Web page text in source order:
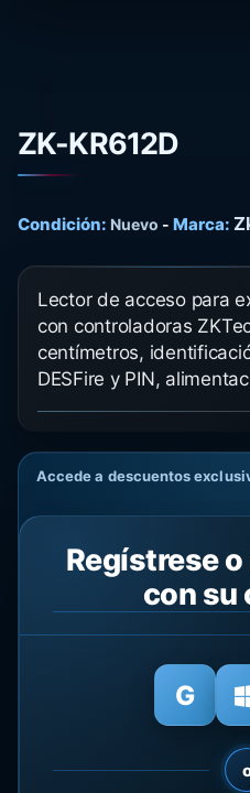
ZK-KR612D
Condición: Nuevo - Marca:
Lector de acceso para
con controladoras
centímetros,
DESFire y PIN,
Accede a descuentos
Regístrese
con su